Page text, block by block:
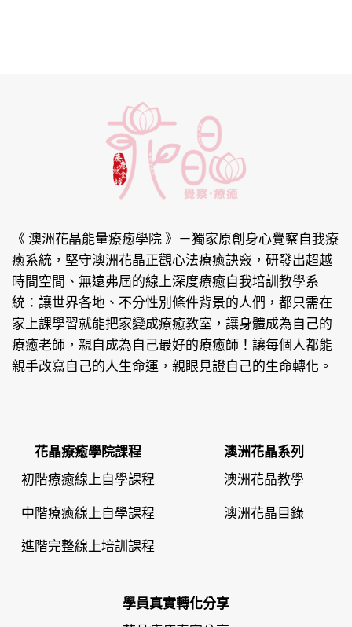
《 澳洲花晶能量療癒學院 》 －獨家原創身心覺察自我療
癒系統，堅守澳洲花晶正觀心法療癒訣竅，研發出超越
時間空間、無遠弗屆的線上深度療癒自我培訓教學系
統：讓世界各地、不分性別條件背景的人們，都只需在
家上課學習就能把家變成療癒教室，讓身體成為自己的
療癒老師，親自成為自己最好的療癒師！讓每個人都能
親手改寫自己的人生命運，親眼見證自己的生命轉化。
花晶療癒學院課程
初階療癒線上自學課程
中階療癒線上自學課程
進階完整線上培訓課程
澳洲花晶系列
澳洲花晶教學
澳洲花晶目錄
學員真實轉化分享